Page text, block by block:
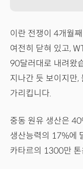
이란 전쟁이 4개월
여전히 닫혀 있고,
90달러대로 내려왔
지나간 듯 보이지만,
가리킵니다.
중동 원유 생산은
생산능력의 17%에
카타르의 1300만